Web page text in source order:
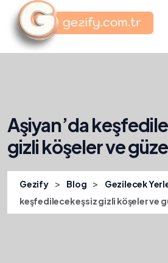
Aşiyan’da
gizli köşeler ve
Gezify > Blog > Gezilecek
keşfedilecek eşsiz gizli köşeler ve